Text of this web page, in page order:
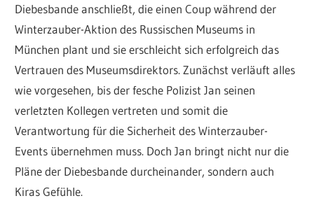
Diebesbande anschließt, die einen Coup während der
Winterzauber-Aktion des Russischen Museums in
München plant und sie erschleicht sich erfolgreich das
Vertrauen des Museumsdirektors. Zunächst verläuft alles
wie vorgesehen, bis der fesche Polizist Jan seinen
verletzten Kollegen vertreten und somit die
Verantwortung für die Sicherheit des Winterzauber-
Events übernehmen muss. Doch Jan bringt nicht nur die
Pläne der Diebesbande durcheinander, sondern auch
Kiras Gefühle.